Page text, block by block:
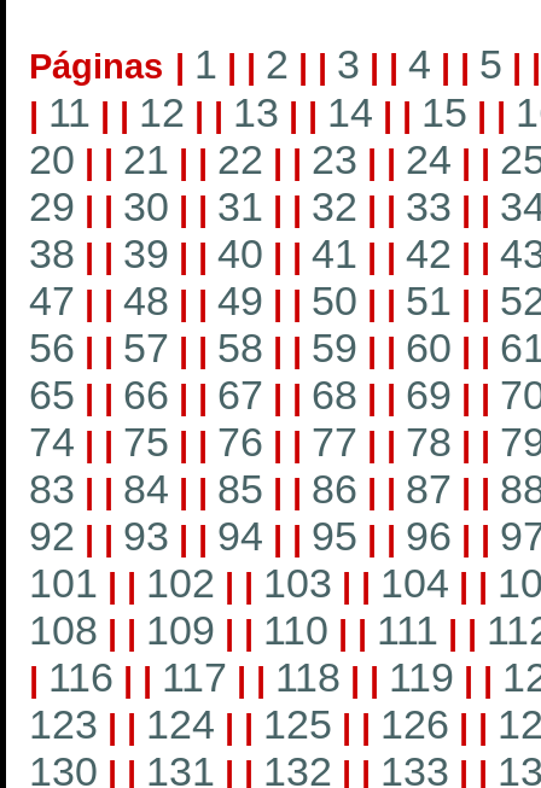
Páginas | 1 | | 2 | | 3 | | 4 | | 5 |
| 11 | | 12 | | 13 | | 14 | | 15 | |
20 | | 21 | | 22 | | 23 | | 24 | |
29 | | 30 | | 31 | | 32 | | 33 | |
38 | | 39 | | 40 | | 41 | | 42 | |
47 | | 48 | | 49 | | 50 | | 51 | |
56 | | 57 | | 58 | | 59 | | 60 | |
65 | | 66 | | 67 | | 68 | | 69 | |
74 | | 75 | | 76 | | 77 | | 78 | |
83 | | 84 | | 85 | | 86 | | 87 | |
92 | | 93 | | 94 | | 95 | | 96 | |
101 | | 102 | | 103 | | 104 | |
108 | | 109 | | 110 | | 111 | |
| 116 | | 117 | | 118 | | 119 | |
123 | | 124 | | 125 | | 126 | |
130 | | 131 | | 132 | | 133 | |